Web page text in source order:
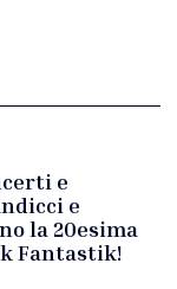
e
e
la 20esima
Fantastik!